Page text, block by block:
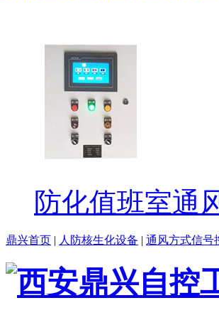
防化值班室通
鼎兴首页 | 人防核生化设备 | 通风方式信号